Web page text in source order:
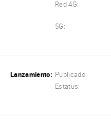
Red 4G:
5G:
Lanzamiento: Publicado:
Estatus: